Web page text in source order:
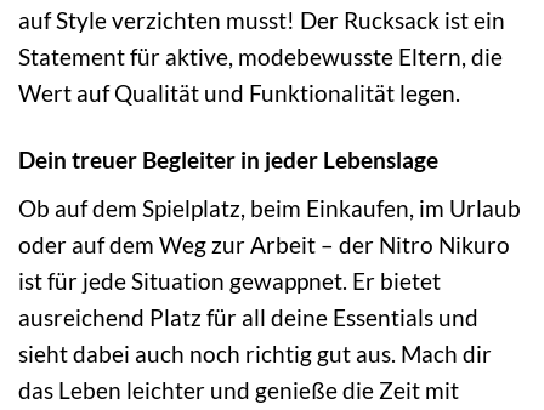
auf Style verzichten musst! Der Rucksack ist ein
Statement für aktive, modebewusste Eltern, die
Wert auf Qualität und Funktionalität legen.
Dein treuer Begleiter in jeder Lebenslage
Ob auf dem Spielplatz, beim Einkaufen, im Urlaub
oder auf dem Weg zur Arbeit – der Nitro Nikuro
ist für jede Situation gewappnet. Er bietet
ausreichend Platz für all deine Essentials und
sieht dabei auch noch richtig gut aus. Mach dir
das Leben leichter und genieße die Zeit mit